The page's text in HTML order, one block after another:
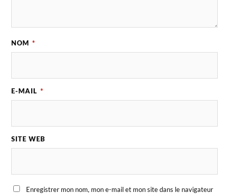
NOM *
E-MAIL *
SITE WEB
Enregistrer mon nom, mon e-mail et mon site dans le navigateur